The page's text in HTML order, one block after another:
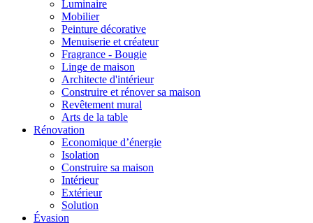
Luminaire
Mobilier
Peinture décorative
Menuiserie et créateur
Fragrance - Bougie
Linge de maison
Architecte d'intérieur
Construire et rénover sa maison
Revêtement mural
Arts de la table
Rénovation
Economique d’énergie
Isolation
Construire sa maison
Intérieur
Extérieur
Solution
Évasion